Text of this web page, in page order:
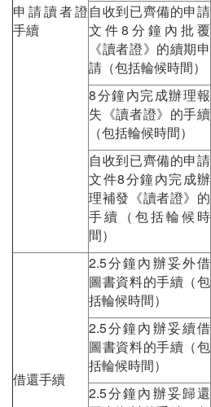
申請讀者證
手續
自收到已齊備的申請
文件8分鐘內批覆
《讀者證》的續期申
請（包括輪候時間）
8分鐘內完成辦理報
失《讀者證》的手續
（包括輪候時間）
自收到已齊備的申請
文件8分鐘內完成辦
理補發《讀者證》的
手續（包括輪候時
間）
借還手續
2.5分鐘內辦妥外借
圖書資料的手續（包
括輪候時間）
2.5分鐘內辦妥續借
圖書資料的手續（包
括輪候時間）
2.5分鐘內辦妥歸還